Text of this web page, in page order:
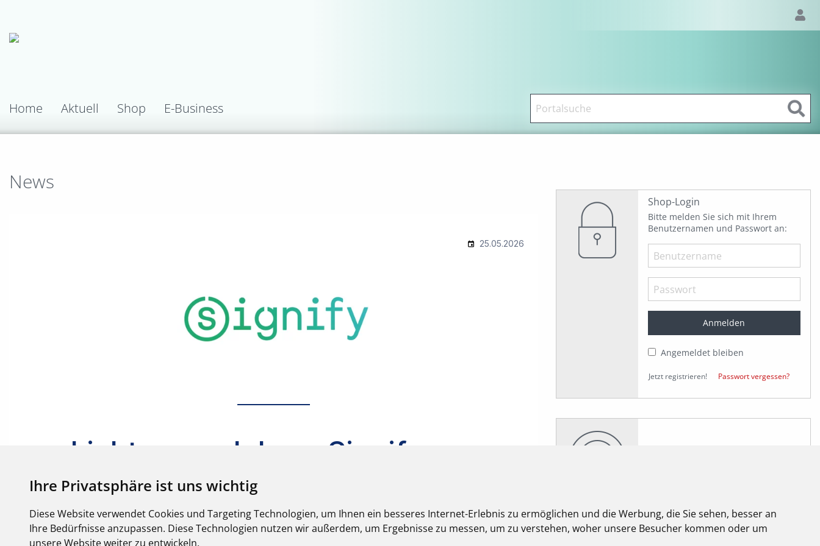
Ihre Privatsphäre ist uns wichtig
Diese Website verwendet Cookies und Targeting Technologien, um Ihnen ein besseres Internet-Erlebnis zu ermöglichen und die Werbung, die Sie sehen, besser an
Ihre Bedürfnisse anzupassen. Diese Technologien nutzen wir außerdem, um Ergebnisse zu messen, um zu verstehen, woher unsere Besucher kommen oder um
unsere Website weiter zu entwickeln.
Home Aktuell Shop E-Business
News
Shop-Login
Bitte melden Sie sich mit Ihrem
Benutzernamen und Passwort an:
Angemeldet bleiben
Jetzt registrieren! Passwort vergessen?
elektroforum